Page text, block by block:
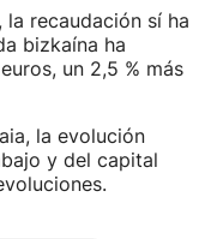
recaudación sí ha
bizkaína ha
un 2,5 % más
la evolución
y del capital